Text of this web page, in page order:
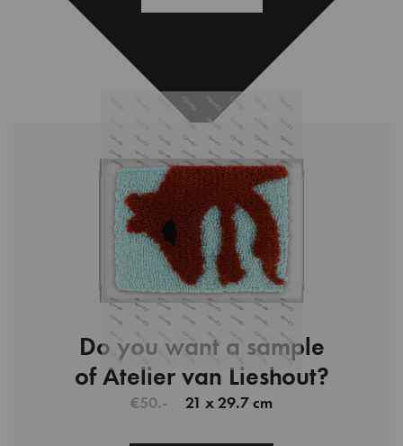
Do you want a sample
of Atelier van Lieshout?
€50.- 21 x 29.7 cm